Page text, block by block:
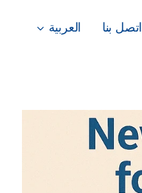
اتصل بنا العربية